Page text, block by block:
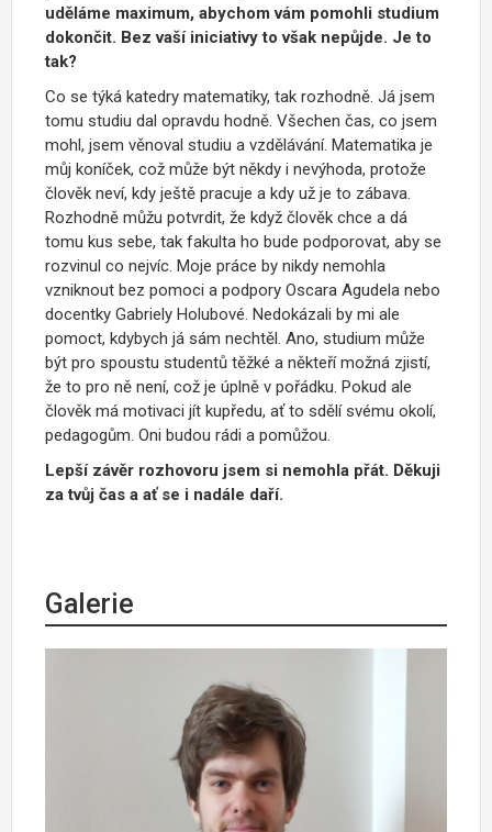
uděláme maximum, abychom vám pomohli studium
dokončit. Bez vaší iniciativy to však nepůjde. Je to
tak?
Co se týká katedry matematiky, tak rozhodně. Já jsem
tomu studiu dal opravdu hodně. Všechen čas, co jsem
mohl, jsem věnoval studiu a vzdělávání. Matematika je
můj koníček, což může být někdy i nevýhoda, protože
člověk neví, kdy ještě pracuje a kdy už je to zábava.
Rozhodně můžu potvrdit, že když člověk chce a dá
tomu kus sebe, tak fakulta ho bude podporovat, aby se
rozvinul co nejvíc. Moje práce by nikdy nemohla
vzniknout bez pomoci a podpory Oscara Agudela nebo
docentky Gabriely Holubové. Nedokázali by mi ale
pomoct, kdybych já sám nechtěl. Ano, studium může
být pro spoustu studentů těžké a někteří možná zjistí,
že to pro ně není, což je úplně v pořádku. Pokud ale
člověk má motivaci jít kupředu, ať to sdělí svému okolí,
pedagogům. Oni budou rádi a pomůžou.
Lepší závěr rozhovoru jsem si nemohla přát. Děkuji
za tvůj čas a ať se i nadále daří.
Galerie